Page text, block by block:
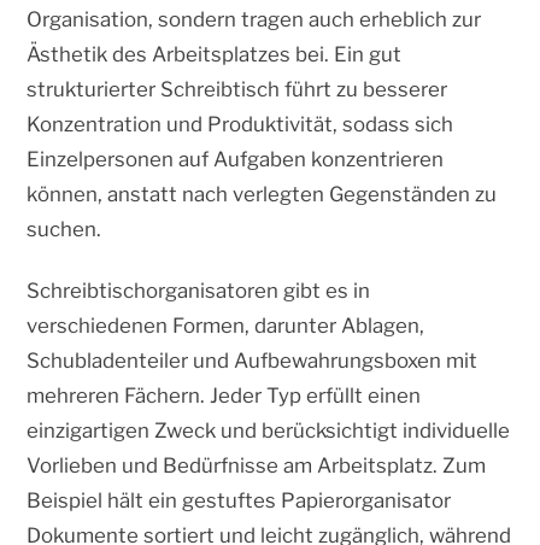
Organisation, sondern tragen auch erheblich zur
Ästhetik des Arbeitsplatzes bei. Ein gut
strukturierter Schreibtisch führt zu besserer
Konzentration und Produktivität, sodass sich
Einzelpersonen auf Aufgaben konzentrieren
können, anstatt nach verlegten Gegenständen zu
suchen.
Schreibtischorganisatoren gibt es in
verschiedenen Formen, darunter Ablagen,
Schubladenteiler und Aufbewahrungsboxen mit
mehreren Fächern. Jeder Typ erfüllt einen
einzigartigen Zweck und berücksichtigt individuelle
Vorlieben und Bedürfnisse am Arbeitsplatz. Zum
Beispiel hält ein gestuftes Papierorganisator
Dokumente sortiert und leicht zugänglich, während